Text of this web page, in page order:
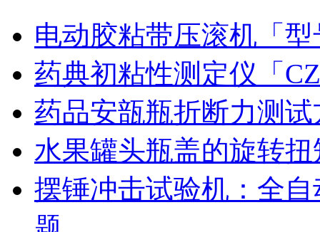
电动胶粘带压滚机「
药典初粘性测定仪「
药品安瓿瓶折断力测
水果罐头瓶盖的旋转
摆锤冲击试验机：全